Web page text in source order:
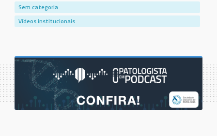
Sem categoria
Vídeos institucionais